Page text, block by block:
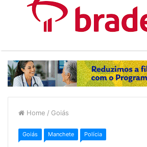
Home / Goiás
Goiás Manchete Polícia